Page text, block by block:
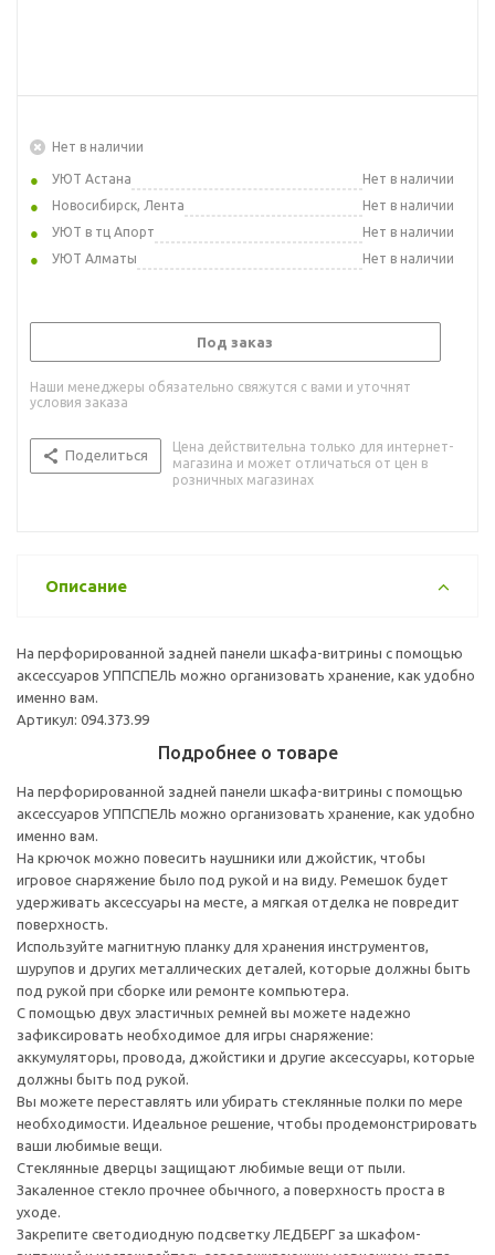
Нет в наличии
УЮТ Астана
Нет в наличии
Новосибирск, Лента
Нет в наличии
УЮТ в тц Апорт
Нет в наличии
УЮТ Алматы
Нет в наличии
Под заказ
Наши менеджеры обязательно свяжутся с вами и уточнят
условия заказа
Поделиться
Цена действительна только для интернет-
магазина и может отличаться от цен в
розничных магазинах
Описание
На перфорированной задней панели шкафа-витрины с помощью
аксессуаров УППСПЕЛЬ можно организовать хранение, как удобно
именно вам.
Артикул: 094.373.99
Подробнее о товаре
На перфорированной задней панели шкафа-витрины с помощью
аксессуаров УППСПЕЛЬ можно организовать хранение, как удобно
именно вам.
На крючок можно повесить наушники или джойстик, чтобы
игровое снаряжение было под рукой и на виду. Ремешок будет
удерживать аксессуары на месте, а мягкая отделка не повредит
поверхность.
Используйте магнитную планку для хранения инструментов,
шурупов и других металлических деталей, которые должны быть
под рукой при сборке или ремонте компьютера.
С помощью двух эластичных ремней вы можете надежно
зафиксировать необходимое для игры снаряжение:
аккумуляторы, провода, джойстики и другие аксессуары, которые
должны быть под рукой.
Вы можете переставлять или убирать стеклянные полки по мере
необходимости. Идеальное решение, чтобы продемонстрировать
ваши любимые вещи.
Стеклянные дверцы защищают любимые вещи от пыли.
Закаленное стекло прочнее обычного, а поверхность проста в
уходе.
Закрепите светодиодную подсветку ЛЕДБЕРГ за шкафом-